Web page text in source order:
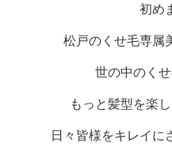
初め
松戸のくせ毛専属
世の中のく
もっと髪型を楽
日々皆様をキレイに